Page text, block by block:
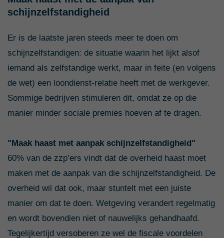
schijnzelfstandigheid
Er is de laatste jaren steeds meer te doen om
schijnzelfstandigen: de situatie waarin het lijkt alsof
iemand als zelfstandige werkt, maar in feite (en volgens
de wet) een loondienst-relatie heeft met de werkgever.
Sommige bedrijven stimuleren dit, omdat ze op die
manier minder sociale premies hoeven af te dragen.
"Maak haast met aanpak schijnzelfstandigheid"
60% van de zzp’ers vindt dat de overheid haast moet
maken met de aanpak van die schijnzelfstandigheid. De
overheid wil dat ook, maar stuntelt met een juiste
manier om dat te doen. Wetgeving verandert regelmatig
en wordt bovendien niet of nauwelijks gehandhaafd.
Tegelijkertijd versoberen ze wel de fiscale voordelen